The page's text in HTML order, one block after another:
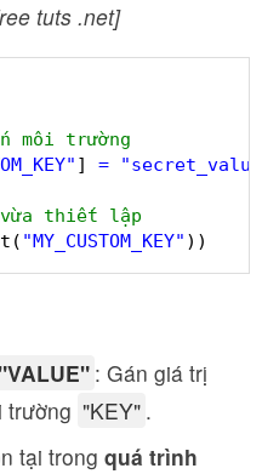
tuts .net]
môi trường
] =
thiết lập
"MY_CUSTOM_KEY" ))
: Gán giá trị
trường "KEY" .
tại trong quá trình